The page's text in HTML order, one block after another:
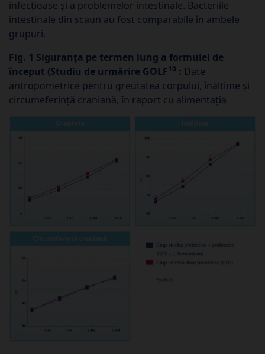
infecțioase și a problemelor intestinale. Bacteriile
intestinale din scaun au fost comparabile în ambele
grupuri.
Fig. 1 Siguranța pe termen lung a formulei de
început (Studiu de urmărire GOLF10 : Date
antropometrice pentru greutatea corpului, înălțime și
circumeferință craniană, în raport cu alimentația